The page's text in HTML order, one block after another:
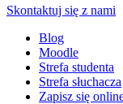
Skontaktuj się z nami
Blog
Moodle
Strefa studenta
Strefa słuchacza
Zapisz się